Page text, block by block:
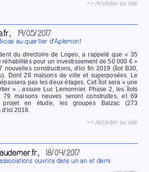
>> Accéder au site
19/05/2017
au quartier d'Aplemont
du directoire de Logeo, a rappelé que « 35
réhabilités pour un investissement de 50 000 € »
nouvelles constructions, d'ici fin 2019 (îlot B30,
Dont 28 maisons de ville et superposées. Le
pas les deux étages. Cet îlot sera « une
» , assure Luc Lemonnier. Phase 2, les îlots
maisons neuves seront construites, et 69
projet en étude, les groupes Balzac (273
d'ici 2018.
>> Accéder au site
18/04/2017
ouvrira dans un an et demi